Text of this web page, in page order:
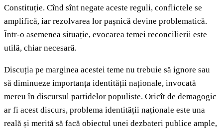
Constituție. Cînd sînt negate aceste reguli, conflictele se
amplifică, iar rezolvarea lor pașnică devine problematică.
Într-o asemenea situație, evocarea temei reconcilierii este
utilă, chiar necesară.
Discuția pe marginea acestei teme nu trebuie să ignore sau
să diminueze importanța identității naționale, invocată
mereu în discursul partidelor populiste. Oricît de demagogic
ar fi acest discurs, problema identității naționale este una
reală și merită să facă obiectul unei dezbateri publice ample,